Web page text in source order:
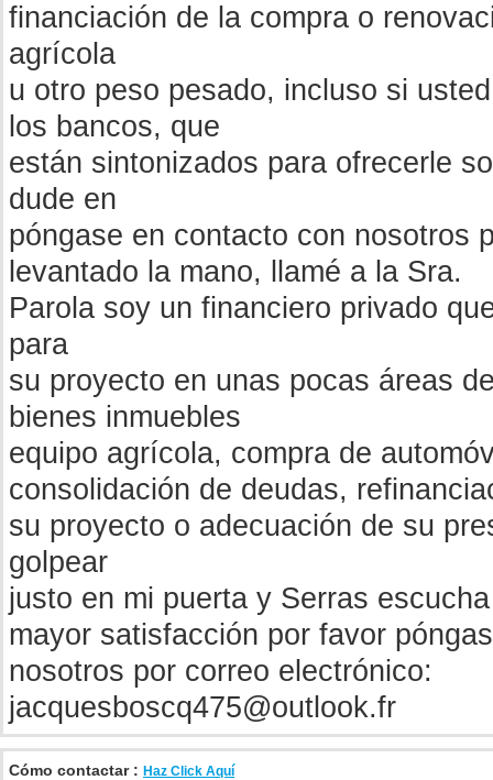
financiación de la compra o
agrícola
u otro peso pesado, incluso si
los bancos, que
están sintonizados para ofrecerle
dude en
póngase en contacto con nosotros
levantado la mano, llamé a la Sra.
Parola soy un financiero privado
para
su proyecto en unas pocas áreas
bienes inmuebles
equipo agrícola, compra de
consolidación de deudas,
su proyecto o adecuación de su
golpear
justo en mi puerta y Serras
mayor satisfacción por favor
nosotros por correo electrónico:
jacquesboscq475@outlook.fr
Cómo contactar : Haz Click Aquí